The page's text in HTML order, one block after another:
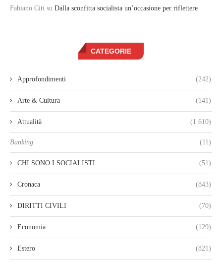
Fabiano Citi su Dalla sconfitta socialista un’occasione per riflettere
CATEGORIE
Approfondimenti (242)
Arte & Cultura (141)
Attualità (1.610)
Banking (11)
CHI SONO I SOCIALISTI (51)
Cronaca (843)
DIRITTI CIVILI (70)
Economia (129)
Estero (821)